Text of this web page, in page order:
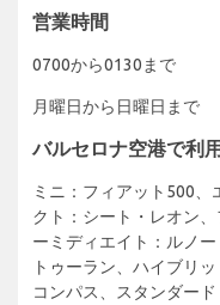
営業時間
0700から0130まで
月曜日から日曜日まで
バルセロナ空港で利
ミニ：フィアット500
クト：シート・レオン
ーミディエイト：ルノ
トゥーラン、ハイブリ
コンパス、スタンダー